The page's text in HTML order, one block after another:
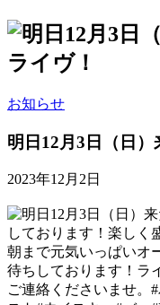
お知らせ
明日12月3日（日）
2023年12月2日